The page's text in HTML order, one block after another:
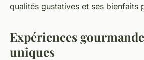
qualités gustatives et ses bienfaits
Expériences
uniques